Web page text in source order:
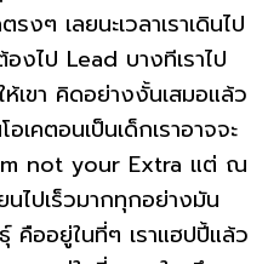
งๆ เลยนะเวลาเราเดินไป
งไป Lead บางทีเราไป
เขา คิดอย่างงั้นเสมอแล้ว
เคตอนเป็นเด็กเราอาจจะ
not your Extra แต่ ณ
ไปเร็วมากทุกอย่างมัน
คืออยู่ในที่ๆ เราแฮปปี้แล้ว